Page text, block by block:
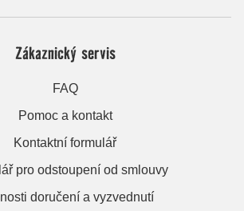
Zákaznický servis
FAQ
Pomoc a kontakt
Kontaktní formulář
pro odstoupení od smlouvy
doručení a vyzvednutí